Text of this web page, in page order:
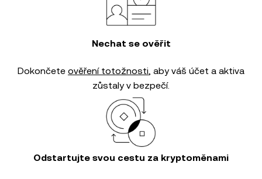
Nechat se ověřit
Dokončete ověření totožnosti, aby váš účet a aktiva
zůstaly v bezpečí.
Odstartujte svou cestu za kryptoměnami